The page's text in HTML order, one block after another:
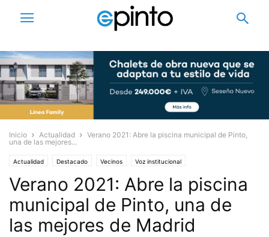
Inicio Actualidad
Verano 2021: Abre la piscina municipal de Pinto,
una de las mejores...
Actualidad Destacado Vecinos Voz institucional
Verano 2021: Abre la piscina
municipal de Pinto, una de
las mejores de Madrid